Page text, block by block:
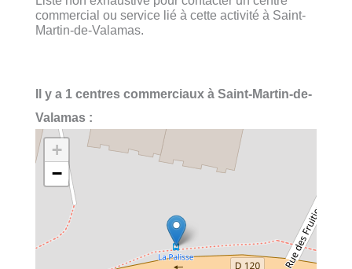
commercial ou service lié à cette activité à Saint-
Martin-de-Valamas.
Il y a 1 centres commerciaux à Saint-Martin-de-
Valamas :
+
−